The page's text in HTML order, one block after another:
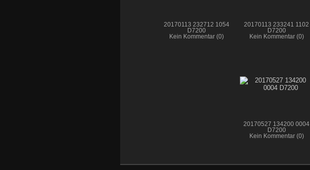
20170113 232712 1054
D7200
Kein Kommentar (0)
20170113 233241 1102
D7200
Kein Kommentar (0)
20170527 134200 0004
D7200
Kein Kommentar (0)